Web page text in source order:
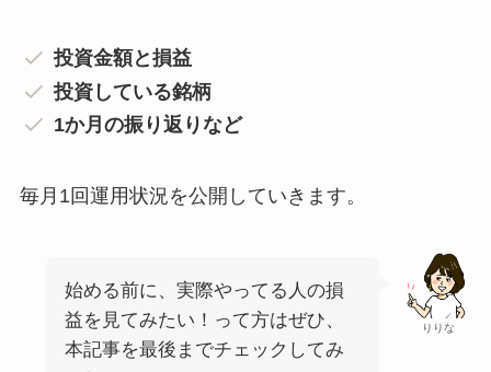
投資金額と損益
投資している銘柄
1か月の振り返りなど
毎月1回運用状況を公開していきます。
りりな
始める前に、実際やってる人の損
益を見てみたい！って方はぜひ、
本記事を最後までチェックしてみ